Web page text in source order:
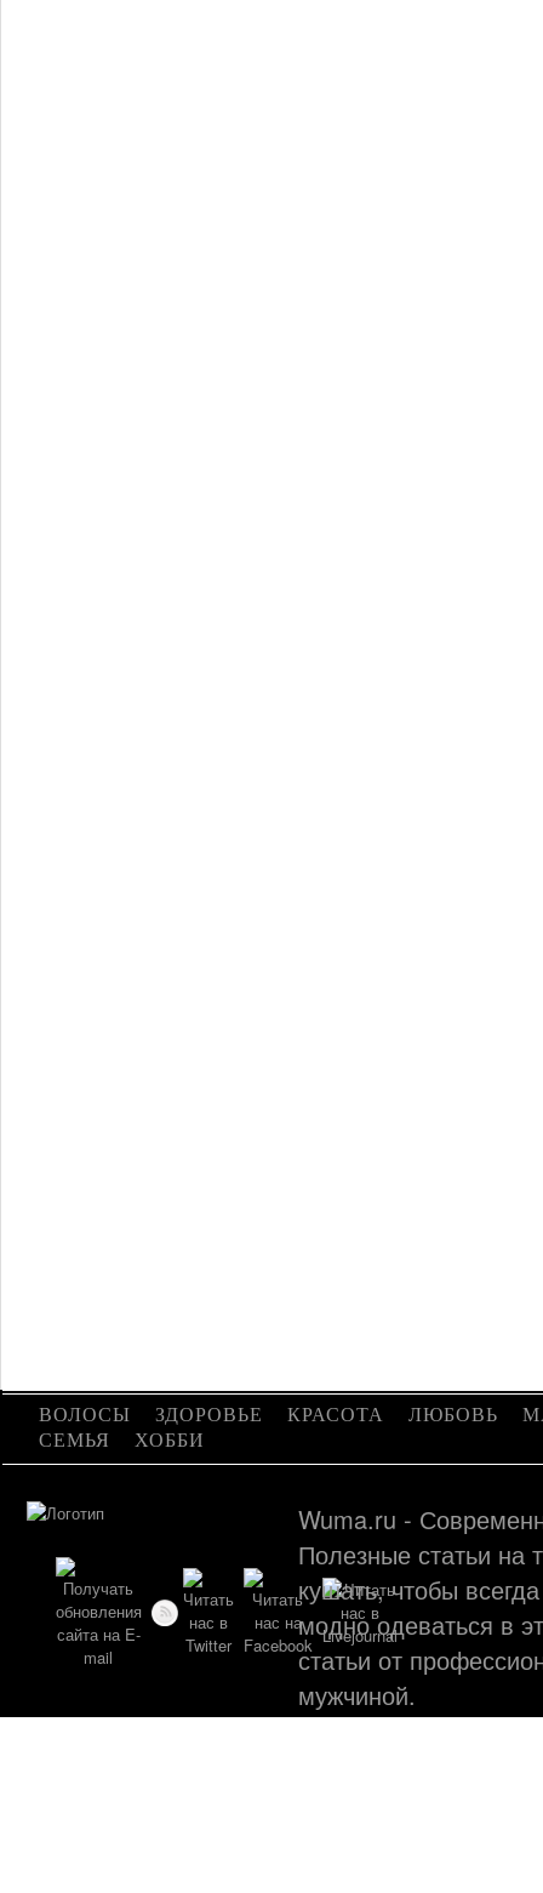
ВОЛОСЫ ЗДОРОВЬЕ КРАСОТА ЛЮБОВЬ
СЕМЬЯ
ХОББИ
Wuma.ru -
Полезные статьи на
кушать, чтобы
модно одеваться в
статьи от
мужчиной.